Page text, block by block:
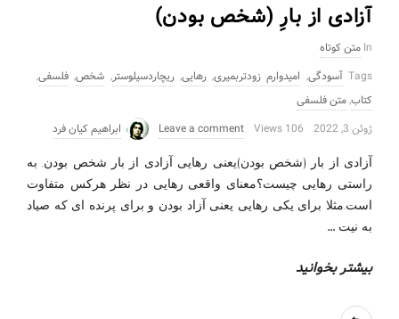
آزادی از بارِِ (شخص بودن)
In متن کوتاه
Tags آسودگی, امیدوارم زودتربمیری,رهایی,ریچاردسیلوستر, شخص, فلسفی,
کتاب,متن فلسفی
ژوئن 3, 2022
106 Views
Leave a comment ابراهیم کیان فرد
آزادی از بار (شخص بودن)یعنی رهایی آزادی از بار شخص بودن. به
راستی رهایی چیست؟معنای واقعی رهایی در نظر هرکس متفاوت
است.مثلا برای یکی رهایی یعنی آزاد بودن و برای پرنده ای که صیاد
به نیت …
بیشتر بخوانید